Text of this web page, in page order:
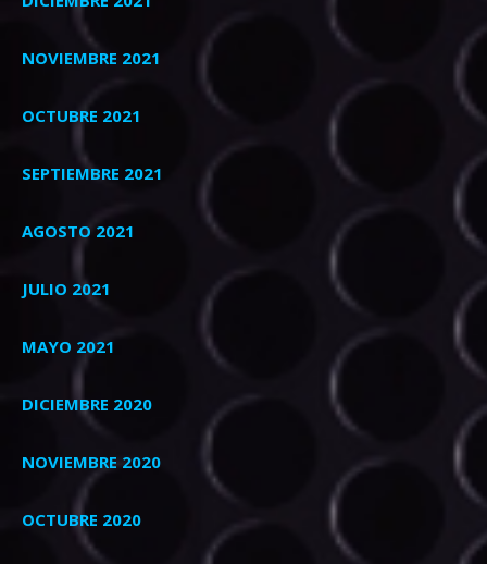
NOVIEMBRE 2021
OCTUBRE 2021
SEPTIEMBRE 2021
AGOSTO 2021
JULIO 2021
MAYO 2021
DICIEMBRE 2020
NOVIEMBRE 2020
OCTUBRE 2020